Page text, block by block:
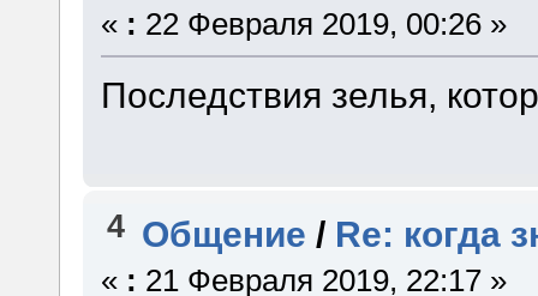
« : 22 Февраля 2019, 00:26 »
Последствия зелья,
4 Общение / Re: когда
« : 21 Февраля 2019, 22:17 »